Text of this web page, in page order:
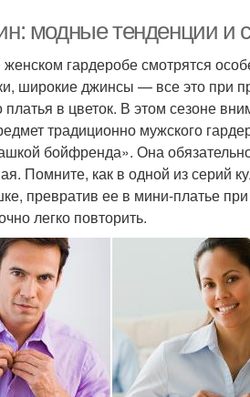
модные тенденции и
гардеробе смотрятся
широкие джинсы — все это при
в цветок. В этом сезоне
традиционно мужского
бойфренда». Она
Помните, как в одной из серий
превратив ее в мини-платье
легко повторить.